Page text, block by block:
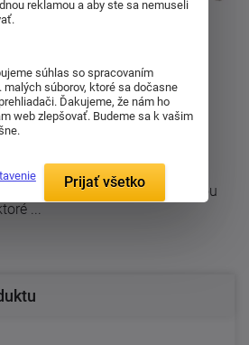
90 - Opatrovateľské lôžko
Thorsten je ideálnou voľbou
...
reklamou a aby ste sa nemuseli
súhlas so spracovaním
malých súborov, ktoré sa dočasne
Ďakujeme, že nám ho
web zlepšovať. Budeme sa k vašim
Prijať všetko